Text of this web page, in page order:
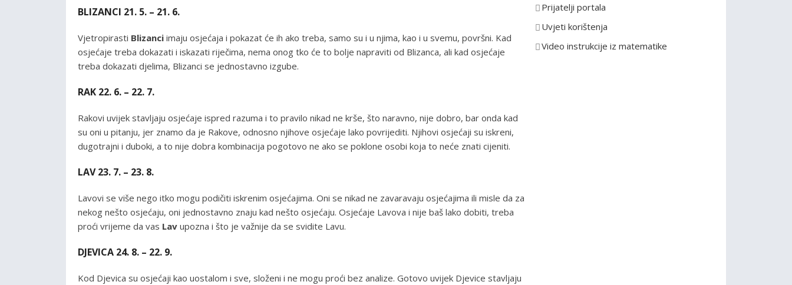
BLIZANCI 21. 5. – 21. 6.
Vjetropirasti Blizanci imaju osjećaja i pokazat će ih ako treba, samo su i u njima, kao i u svemu, površni. Kad
osjećaje treba dokazati i iskazati riječima, nema onog tko će to bolje napraviti od Blizanca, ali kad osjećaje
treba dokazati djelima, Blizanci se jednostavno izgube.
RAK 22. 6. – 22. 7.
Rakovi uvijek stavljaju osjećaje ispred razuma i to pravilo nikad ne krše, što naravno, nije dobro, bar onda kad
su oni u pitanju, jer znamo da je Rakove, odnosno njihove osjećaje lako povrijediti. Njihovi osjećaji su iskreni,
dugotrajni i duboki, a to nije dobra kombinacija pogotovo ne ako se poklone osobi koja to neće znati cijeniti.
LAV 23. 7. – 23. 8.
Lavovi se više nego itko mogu podičiti iskrenim osjećajima. Oni se nikad ne zavaravaju osjećajima ili misle da za
nekog nešto osjećaju, oni jednostavno znaju kad nešto osjećaju. Osjećaje Lavova i nije baš lako dobiti, treba
proći vrijeme da vas Lav upozna i što je važnije da se svidite Lavu.
DJEVICA 24. 8. – 22. 9.
Kod Djevica su osjećaji kao uostalom i sve, složeni i ne mogu proći bez analize. Gotovo uvijek Djevice stavljaju
j
e
Prijatelji portala
Uvjeti korištenja
Video instrukcije iz matematike